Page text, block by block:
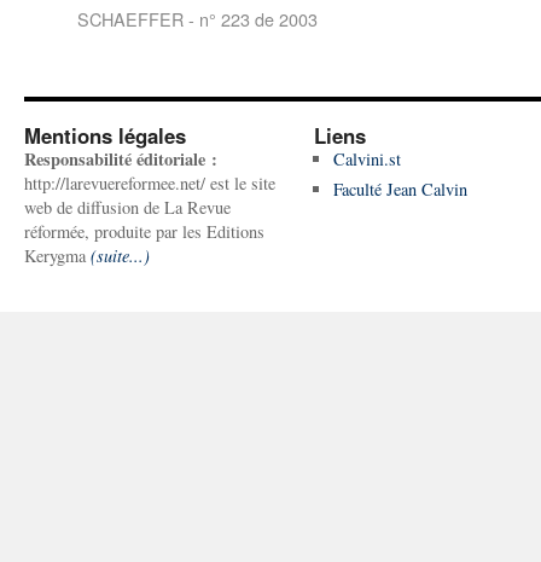
SCHAEFFER - n° 223 de 2003
Mentions légales
Responsabilité éditoriale :
http://larevuereformee.net/ est le site
web de diffusion de La Revue
réformée, produite par les Editions
Kerygma (suite...)
Liens
Calvini.st
Faculté Jean Calvin